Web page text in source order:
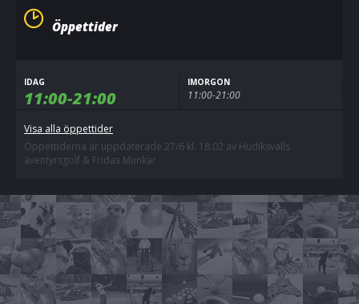
Öppettider
IDAG
11:00-21:00
IMORGON
11:00-21:00
Visa alla öppettider
Öppettiderna är uppdaterade 27/6 kl. 18:02 av Hudiksvalls
äventyrsgolf & Fridas Munkar